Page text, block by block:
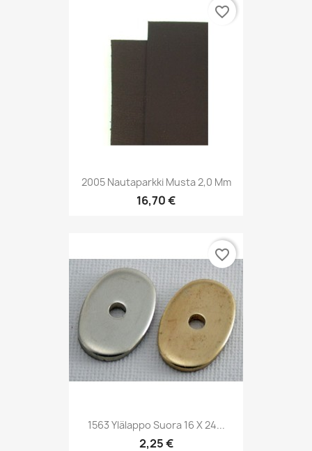
2005 Nautaparkki Musta 2,0 Mm
16,70 €
favorite_border
1563 Ylälappo Suora 16 X 24...
2,25 €
favorite_border